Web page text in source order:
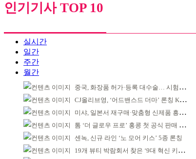
인기기사 TOP 10
실시간
일간
주간
월간
중국, 화장품 허가·등록 대수술… 시험자료 공용 허용
CJ올리브영, ‘어드밴스드 더마’ 론칭 K더마 육성 박차
미샤, 일본서 재구매·맞춤형 신제품 흥행 ‘쌍끌이’
톰 ‘더 글로우 프로’ 홍콩 첫 공식 판매 완판
센녹, 신규 라인 ‘노 모어 키스’ 5종 론칭
19개 뷰티 박람회서 찾은 ‘9대 혁신 키워드’